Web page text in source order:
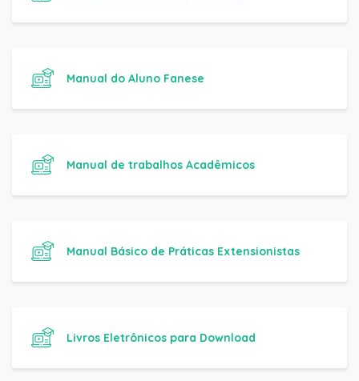
Manual do Aluno Fanese
Manual de trabalhos Acadêmicos
Manual Básico de Práticas Extensionistas
Livros Eletrônicos para Download